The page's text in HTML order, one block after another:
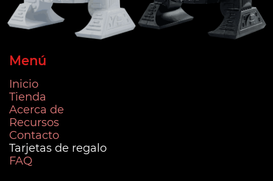
Menú
Inicio
Tienda
Acerca de
Recursos
Contacto
Tarjetas de regalo
FAQ